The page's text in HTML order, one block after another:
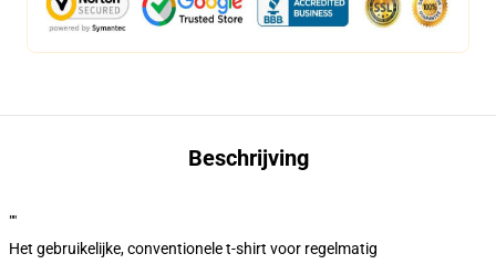
Beschrijving
""
Het gebruikelijke, conventionele t-shirt voor regelmatig